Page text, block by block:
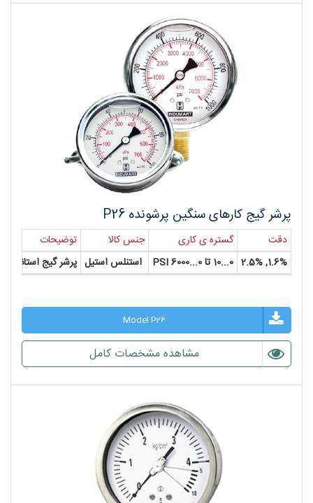
پرشر گیج کارهای سنگین پرشونده P26
دقت گستره ی کاری جنس کالا
توضیحات
1.6%, 2.5%
0...10 تا 0...6000 PSI استنلس استیل پرشر گیج استاندارد
Model P26
مشاهده مشخصات کامل